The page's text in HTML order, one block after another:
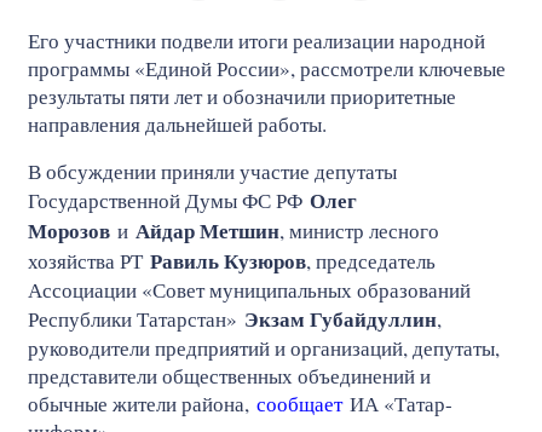
Его участники подвели итоги реализации народной
программы «Единой России», рассмотрели ключевые
результаты пяти лет и обозначили приоритетные
направления дальнейшей работы.
В обсуждении приняли участие депутаты
Государственной Думы ФС РФ Олег
Морозов и Айдар Метшин, министр лесного
хозяйства РТ Равиль Кузюров, председатель
Ассоциации «Совет муниципальных образований
Республики Татарстан» Экзам Губайдуллин,
руководители предприятий и организаций, депутаты,
представители общественных объединений и
обычные жители района, сообщаетИА «Татар-